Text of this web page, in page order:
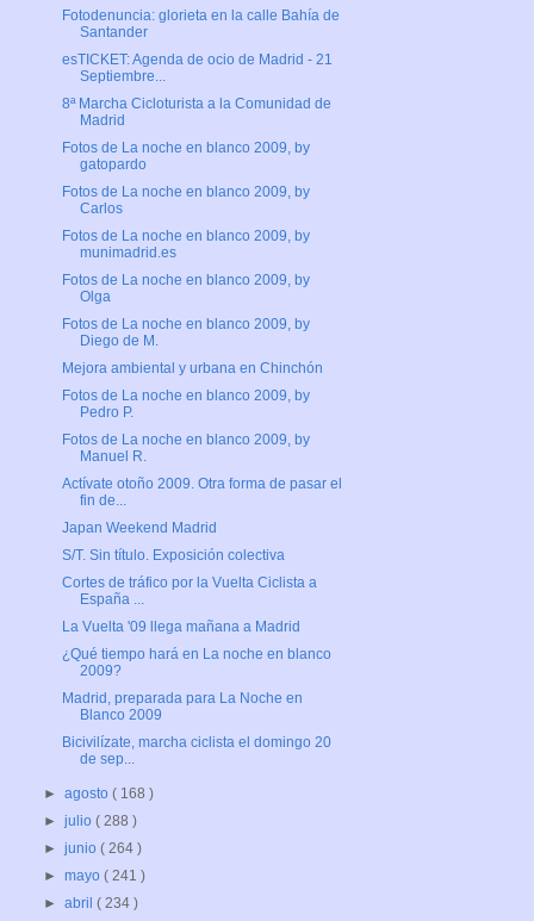
Fotodenuncia: glorieta en la calle Bahía de
Santander
esTICKET: Agenda de ocio de Madrid - 21
Septiembre...
8ª Marcha Cicloturista a la Comunidad de
Madrid
Fotos de La noche en blanco 2009, by
gatopardo
Fotos de La noche en blanco 2009, by
Carlos
Fotos de La noche en blanco 2009, by
munimadrid.es
Fotos de La noche en blanco 2009, by
Olga
Fotos de La noche en blanco 2009, by
Diego de M.
Mejora ambiental y urbana en Chinchón
Fotos de La noche en blanco 2009, by
Pedro P.
Fotos de La noche en blanco 2009, by
Manuel R.
Actívate otoño 2009. Otra forma de pasar el
fin de...
Japan Weekend Madrid
S/T. Sin título. Exposición colectiva
Cortes de tráfico por la Vuelta Ciclista a
España ...
La Vuelta '09 llega mañana a Madrid
¿Qué tiempo hará en La noche en blanco
2009?
Madrid, preparada para La Noche en
Blanco 2009
Bicivilízate, marcha ciclista el domingo 20
de sep...
►agosto( 168 )
►julio( 288 )
►junio( 264 )
►mayo( 241 )
►abril( 234 )